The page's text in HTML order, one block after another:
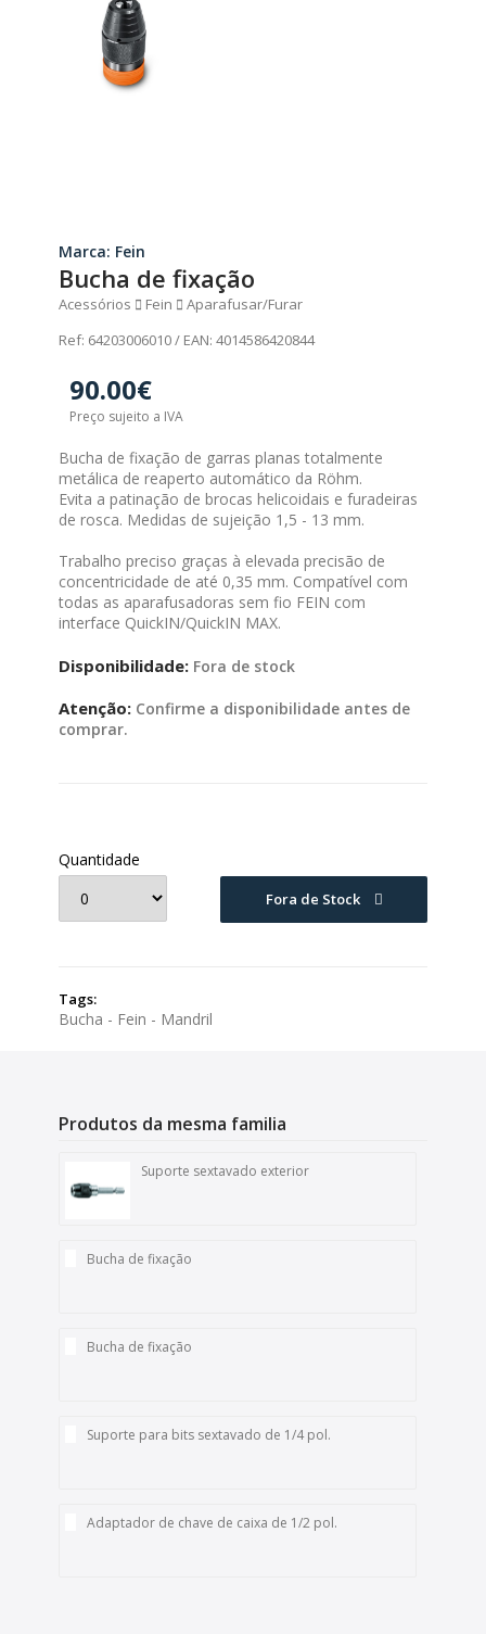
Marca: Fein
Bucha de fixação
Acessórios Fein
Aparafusar/Furar
Ref: 64203006010 / EAN: 4014586420844
90.00€
Preço sujeito a IVA
Bucha de fixação de garras planas totalmente
metálica de reaperto automático da Röhm.
Evita a patinação de brocas helicoidais e furadeiras
de rosca. Medidas de sujeição 1,5 - 13 mm.
Trabalho preciso graças à elevada precisão de
concentricidade de até 0,35 mm. Compatível com
todas as aparafusadoras sem fio FEIN com
interface QuickIN/QuickIN MAX.
Disponibilidade: Fora de stock
Atenção: Confirme a disponibilidade antes de
comprar.
Quantidade
Fora de Stock
Tags:
Bucha - Fein - Mandril
Produtos da mesma familia
Suporte sextavado exterior
Bucha de fixação
Bucha de fixação
Suporte para bits sextavado de 1/4 pol.
Adaptador de chave de caixa de 1/2 pol.